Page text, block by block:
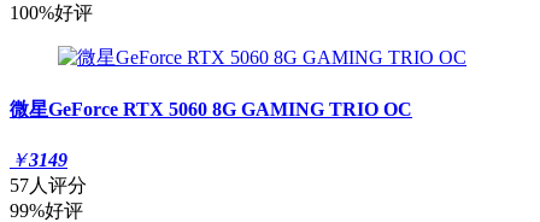
100%好评
微星GeForce RTX 5060 8G GAMING TRIO OC
￥3149
57人评分
99%好评